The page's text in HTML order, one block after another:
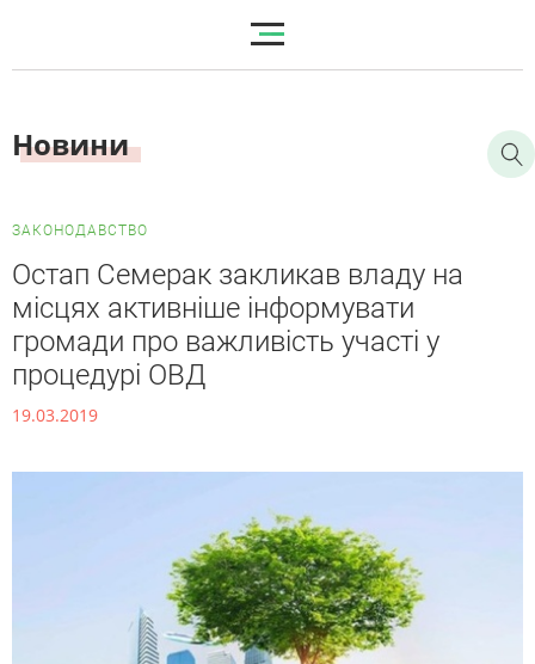
Новини
ЗАКОНОДАВСТВО
Остап Семерак закликав владу на
місцях активніше інформувати
громади про важливість участі у
процедурі ОВД
19.03.2019